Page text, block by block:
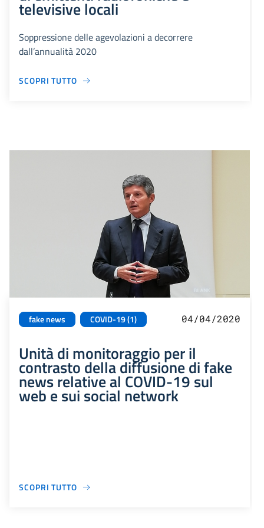
televisive locali
Soppressione delle agevolazioni a decorrere
dall’annualità 2020
SCOPRI TUTTO
fake news COVID-19 (1) 04/04/2020
Unità di monitoraggio per il
contrasto della diffusione di fake
news relative al COVID-19 sul
web e sui social network
SCOPRI TUTTO